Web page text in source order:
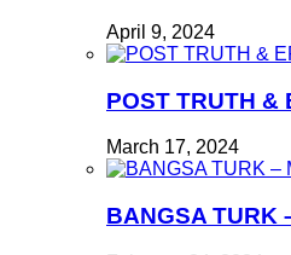
April 9, 2024
POST TRUTH &
March 17, 2024
BANGSA TURK